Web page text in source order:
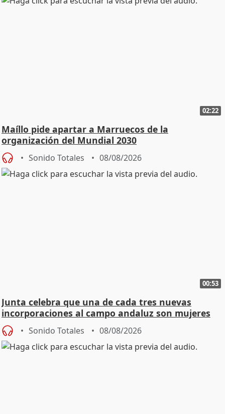
02:22
Maíllo pide apartar a Marruecos de la
organización del Mundial 2030
Sonido Totales 08/08/2026
00:53
Junta celebra que una de cada tres nuevas
incorporaciones al campo andaluz son mujeres
jóvenes
Sonido Totales 08/08/2026